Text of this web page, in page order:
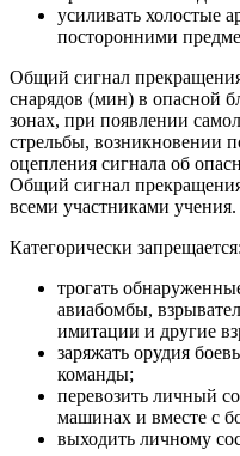
усиливать холостые
посторонними
Общий сигнал
снарядов (мин) в опасной
зонах, при появлении
стрельбы, возникновении
оцепления сигнала об
Общий сигнал
всеми участниками учения.
Категорически запрещается:
трогать
авиабомбы,
имитации и другие
заряжать орудия
команды;
перевозить личный
машинах и вместе с
выходить личному